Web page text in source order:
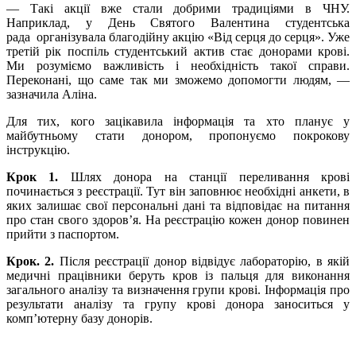
— Такі акції вже стали добрими традиціями в ЧНУ.
Наприклад, у День Святого Валентина студентська
рада організувала благодійну акцію «Від серця до серця». Уже
третій рік поспіль студентський актив стає донорами крові.
Ми розуміємо важливість і необхідність такої справи.
Переконані, що саме так ми зможемо допомогти людям, —
зазначила Аліна.
Для тих, кого зацікавила інформація та хто планує у
майбутньому стати донором, пропонуємо покрокову
інструкцію.
Крок 1. Шлях донора на станції переливання крові
починається з реєстрації. Тут він заповнює необхідні анкети, в
яких залишає свої персональні дані та відповідає на питання
про стан свого здоров’я. На реєстрацію кожен донор повинен
прийти з паспортом.
Крок. 2. Після реєстрації донор відвідує лабораторію, в якій
медичні працівники беруть кров із пальця для виконання
загального аналізу та визначення групи крові. Інформація про
результати аналізу та групу крові донора заноситься у
комп’ютерну базу донорів.